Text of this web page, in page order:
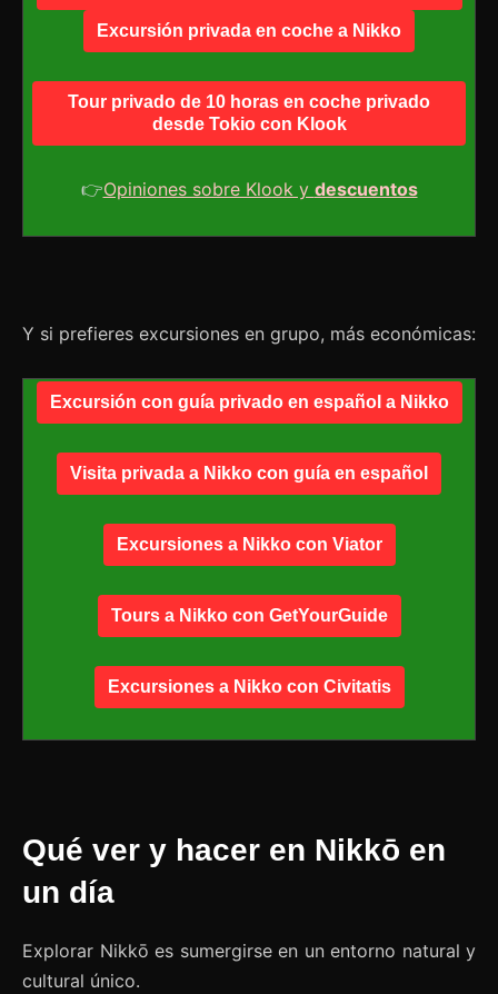
Excursión privada en coche a Nikko
Tour privado de 10 horas en coche privado
desde Tokio con Klook
👉Opiniones sobre Klook y descuentos
Y si prefieres excursiones en grupo, más económicas:
Excursión con guía privado en español a Nikko
Visita privada a Nikko con guía en español
Excursiones a Nikko con Viator
Tours a Nikko con GetYourGuide
Excursiones a Nikko con Civitatis
Qué ver y hacer en Nikkō en
un día
Explorar Nikkō es sumergirse en un entorno natural y
cultural único.